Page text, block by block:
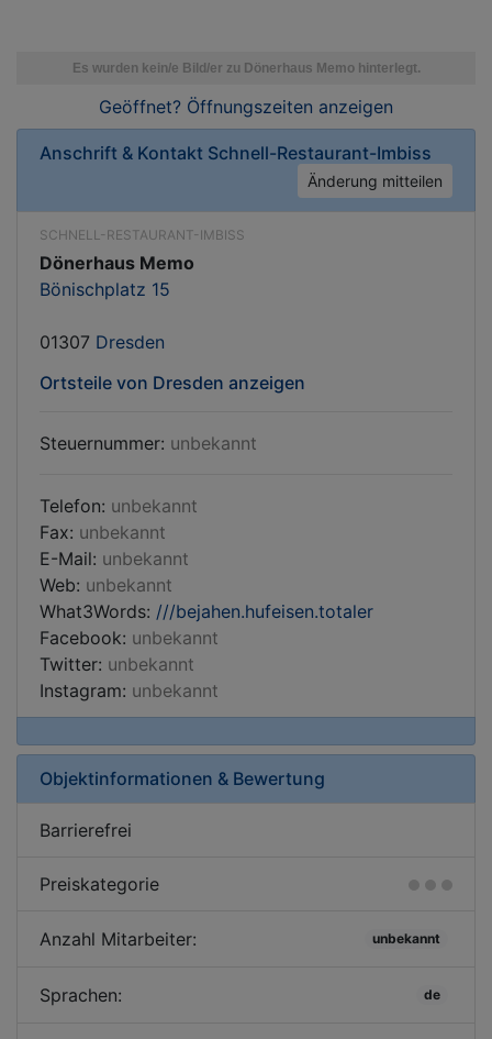
Geöffnet? Öffnungszeiten anzeigen
Anschrift & Kontakt Schnell-Restaurant-Imbiss
Änderung mitteilen
SCHNELL-RESTAURANT-IMBISS
Dönerhaus Memo
Bönischplatz 15
01307 Dresden
Ortsteile von Dresden anzeigen
Steuernummer: unbekannt
Telefon: unbekannt
Fax: unbekannt
E-Mail: unbekannt
Web: unbekannt
What3Words: ///bejahen.hufeisen.totaler
Facebook: unbekannt
Twitter: unbekannt
Instagram: unbekannt
Objektinformationen & Bewertung
Barrierefrei
Preiskategorie
Anzahl Mitarbeiter: unbekannt
Sprachen: de